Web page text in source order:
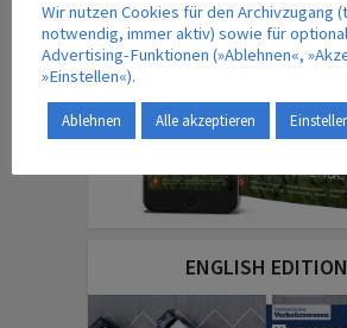
ENGLISH EDITION
Wir nutzen Cookies für den Archivzugang
notwendig, immer aktiv) sowie für
Advertising-Funktionen (»Ablehnen«,
»Einstellen«).
Ablehnen Alle akzeptieren